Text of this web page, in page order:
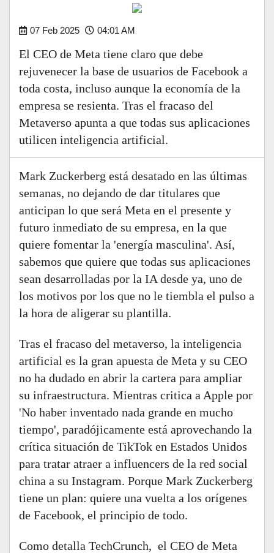
07 Feb 2025 04:01 AM
El CEO de Meta tiene claro que debe
rejuvenecer la base de usuarios de Facebook a
toda costa, incluso aunque la economía de la
empresa se resienta. Tras el fracaso del
Metaverso apunta a que todas sus aplicaciones
utilicen inteligencia artificial.
Mark Zuckerberg está desatado en las últimas
semanas, no dejando de dar titulares que
anticipan lo que será Meta en el presente y
futuro inmediato de su empresa, en la que
quiere fomentar la 'energía masculina'. Así,
sabemos que quiere que todas sus aplicaciones
sean desarrolladas por la IA desde ya, uno de
los motivos por los que no le tiembla el pulso a
la hora de aligerar su plantilla.
Tras el fracaso del metaverso, la inteligencia
artificial es la gran apuesta de Meta y su CEO
no ha dudado en abrir la cartera para ampliar
su infraestructura. Mientras critica a Apple por
'No haber inventado nada grande en mucho
tiempo', paradójicamente está aprovechando la
crítica situación de TikTok en Estados Unidos
para tratar atraer a influencers de la red social
china a su Instagram. Porque Mark Zuckerberg
tiene un plan: quiere una vuelta a los orígenes
de Facebook, el principio de todo.
Como detalla TechCrunch, el CEO de Meta